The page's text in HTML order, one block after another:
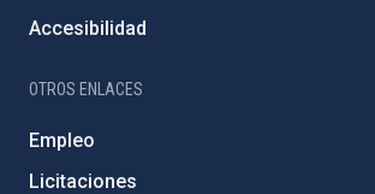
Accesibilidad
OTROS ENLACES
Empleo
Licitaciones